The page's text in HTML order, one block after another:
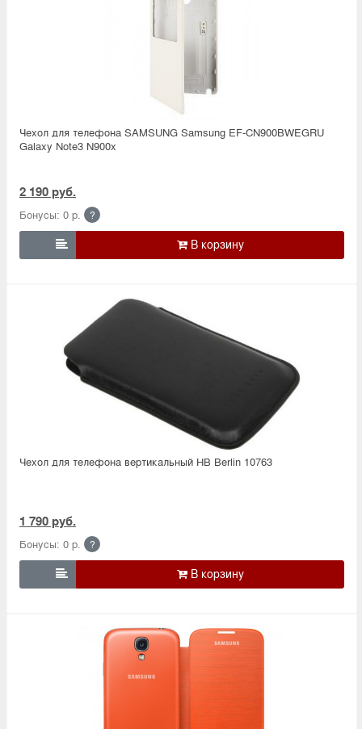
Чехол для телефона SAMSUNG Samsung EF-CN900BWEGRU
Galaxy Note3 N900x
2 190 руб.
Бонусы: 0 р. ?

Чехол для телефона вертикальный HB Berlin 10763
1 790 руб.
Бонусы: 0 р. ?
